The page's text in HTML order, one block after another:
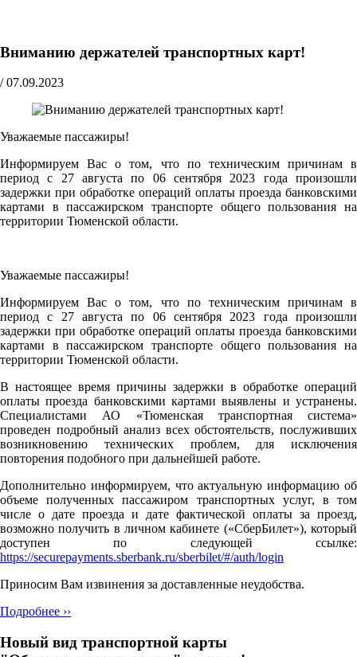
Вниманию держателей транспортных карт!
/ 07.09.2023
Уважаемые пассажиры!
Информируем Вас о том, что по техническим причинам в
период с 27 августа по 06 сентября 2023 года произошли
задержки при обработке операций оплаты проезда банковскими
картами в пассажирском транспорте общего пользования на
территории Тюменской области.
Уважаемые пассажиры!
Информируем Вас о том, что по техническим причинам в
период с 27 августа по 06 сентября 2023 года произошли
задержки при обработке операций оплаты проезда банковскими
картами в пассажирском транспорте общего пользования на
территории Тюменской области.
В настоящее время причины задержки в обработке операций
оплаты проезда банковскими картами выявлены и устранены.
Специалистами АО «Тюменская транспортная система»
проведен подробный анализ всех обстоятельств, послуживших
возникновению технических проблем, для исключения
повторения подобного при дальнейшей работе.
Дополнительно информируем, что актуальную информацию об
объеме полученных пассажиром транспортных услуг, в том
числе о дате проезда и дате фактической оплаты за проезд,
возможно получить в личном кабинете («СберБилет»), который
доступен по следующей ссылке:
https://securepayments.sberbank.ru/sberbilet/#/auth/login
Приносим Вам извинения за доставленные неудобства.
Подробнее ››
Новый вид транспортной карты